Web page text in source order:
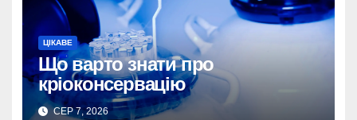
ЦІКАВЕ
Що варто знати про
кріоконсервацію
СЕР 7, 2026